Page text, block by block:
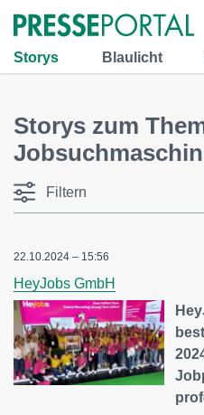
Storys Blaulicht
Storys zum
Filtern
22.10.2024 – 15:56
HeyJobs GmbH